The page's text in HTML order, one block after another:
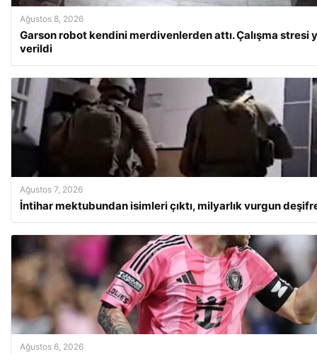
Ağustos 8, 2026
Garson robot kendini merdivenlerden attı. Çalışma stresi
verildi
Ağustos 7, 2026
İntihar mektubundan isimleri çıktı, milyarlık vurgun
Ağustos 6, 2026